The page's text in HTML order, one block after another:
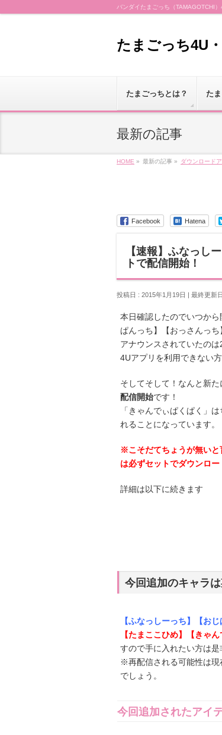
バンダイたまごっち（TAMAGOTCHI
たまごっち4U
たまごっちとは？ た
最新の記事
HOME » 最新の記事 » ダウンロード
Facebook Hatena
【速報】ふなっし
トで配信開始！
投稿日 : 2015年1月19日 最終更新
本日確認したのでいつか
ぱんっち】【おっさんっち
アナウンスされていたの
4Uアプリを利用できない
そしてそして！なんと新た
配信開始です！
「きゃんでぃぱくぱく」
れることになっています。
※こそだてちょうが無いと
は必ずセットでダウンロー
詳細は以下に続きます
今回追加のキャラ
【ふなっしーっち】【お
【たまここひめ】【きゃ
すので手に入れたい方は
※再配信される可能性は現
でしょう。
今回追加されたアイ